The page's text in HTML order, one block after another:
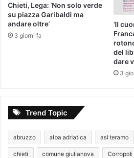
Chieti, Lega: ‘Non solo verde
su piazza Garibaldi ma
andare oltre’
3 giorni fa
‘Il
del
dare
3
Trend Topic
abruzzo alba adriatica asl teramo
chieti comune giulianova Corropoli